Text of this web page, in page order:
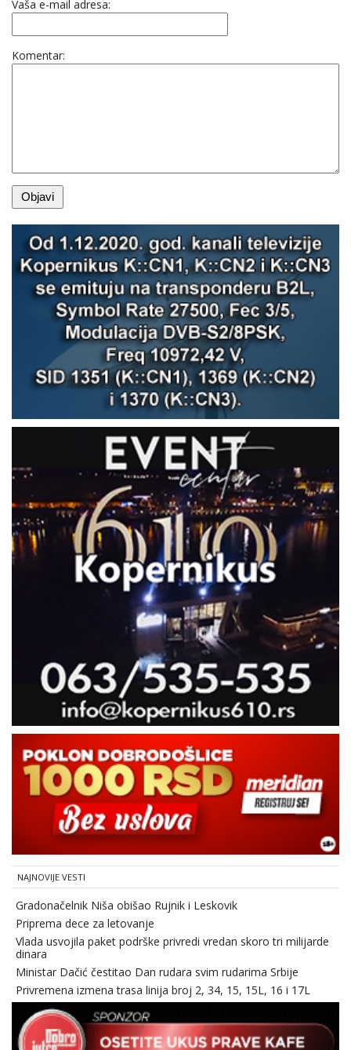
Vaša e-mail adresa:
Komentar:
NAJNOVIJE VESTI
Gradonačelnik Niša obišao Rujnik i Leskovik
Priprema dece za letovanje
Vlada usvojila paket podrške privredi vredan skoro tri milijarde
dinara
Ministar Dačić čestitao Dan rudara svim rudarima Srbije
Privremena izmena trasa linija broj 2, 34, 15, 15L, 16 i 17L